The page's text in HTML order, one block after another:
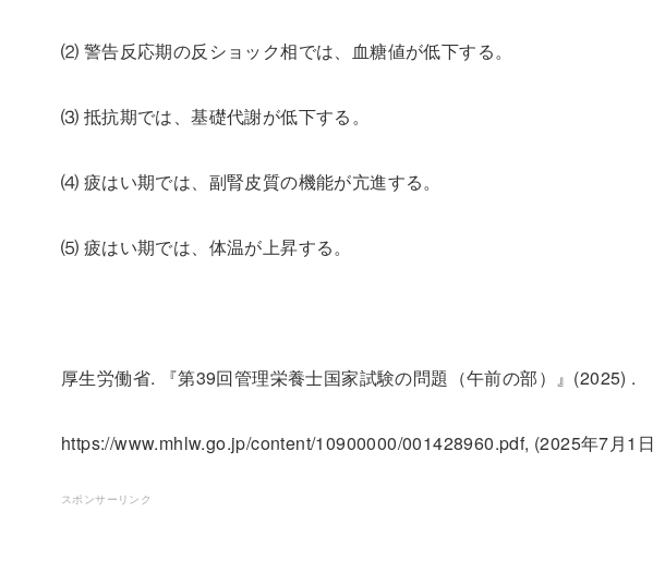
⑵ 警告反応期の反ショック相では、血糖値が低下する。
⑶ 抵抗期では、基礎代謝が低下する。
⑷ 疲はい期では、副腎皮質の機能が亢進する。
⑸ 疲はい期では、体温が上昇する。
厚生労働省. 『第39回管理栄養士国家試験の問題（午前の部）』(2025) .
https://www.mhlw.go.jp/content/10900000/001428960.pdf, (2025年7月1
スポンサーリンク